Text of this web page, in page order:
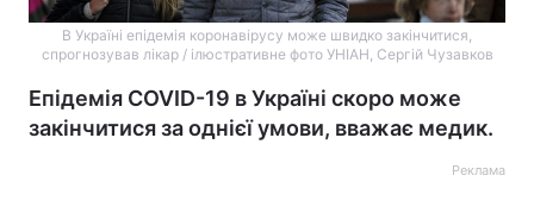
В Україні епідемія коронавірусу може швидко закінчитися,
спрогнозував лікар / ілюстративне фото УНІАН, Сергій Чузавков
Епідемія COVID-19 в Україні скоро може
закінчитися за однієї умови, вважає медик.
Реклама